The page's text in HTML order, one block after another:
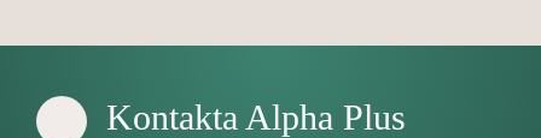
Kontakta Alpha Plus